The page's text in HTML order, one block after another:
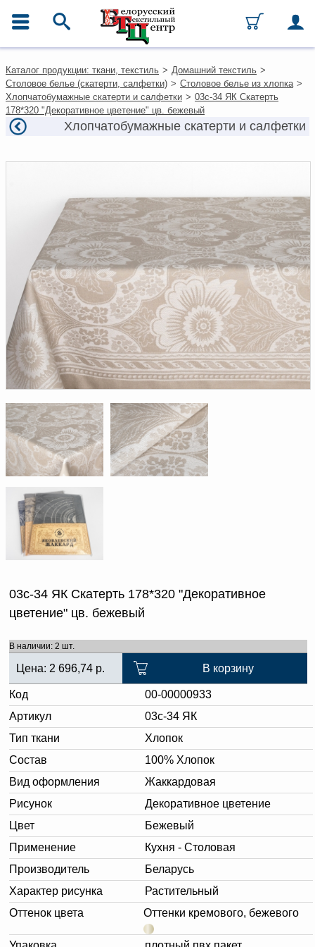
Каталог
Ткани
Домашний текстиль
Одежда
Ковры
гостиниц
Условия работы
Оплата и доставка
Как оформить заказ
Вакансии
Как нас найти
Написать нам
Доверенность на
получение груза
Документы по работе с
персональными данными
Письмо руководителю
Вопросы и ответы
Новости | Статьи
Каталог продукции: ткани, текстиль > Домашний текстиль >
Столовое белье (скатерти, салфетки) > Столовое белье из хлопка >
Хлопчатобумажные скатерти и салфетки > 03с-34 ЯК Скатерть
178*320 "Декоративное цветение" цв. бежевый
Хлопчатобумажные скатерти и салфетки
03с-34 ЯК Скатерть 178*320 "Декоративное
цветение" цв. бежевый
В наличии: 2 шт.
Цена: 2 696,74 р. В корзину
Код
00-00000933
Артикул
03с-34 ЯК
Тип ткани
Хлопок
Состав
100% Хлопок
Вид оформления
Жаккардовая
Рисунок
Декоративное цветение
Цвет
Бежевый
Применение
Кухня - Столовая
Производитель
Беларусь
Характер рисунка
Растительный
Оттенок цвета
Оттенки кремового, бежевого